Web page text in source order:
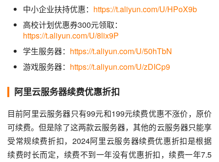
中小企业扶持优惠： https://t.aliyun.com/U/HPoX9b
高校计划优惠券300元领取：
https://t.aliyun.com/U/8lix9P
学生服务器： https://t.aliyun.com/U/50hTbN
游戏服务器： https://t.aliyun.com/U/zDICp9
阿里云服务器续费优惠折扣
目前阿里云服务器只有99元和199元续费优惠不涨价，原价
可续费。但是除了这两款云服务器，其他的云服务器只能享
受常规续费折扣，2024阿里云服务器续费优惠折扣是根据
续费时长而定，续费不到一年没有优惠折扣，续费一年7.5